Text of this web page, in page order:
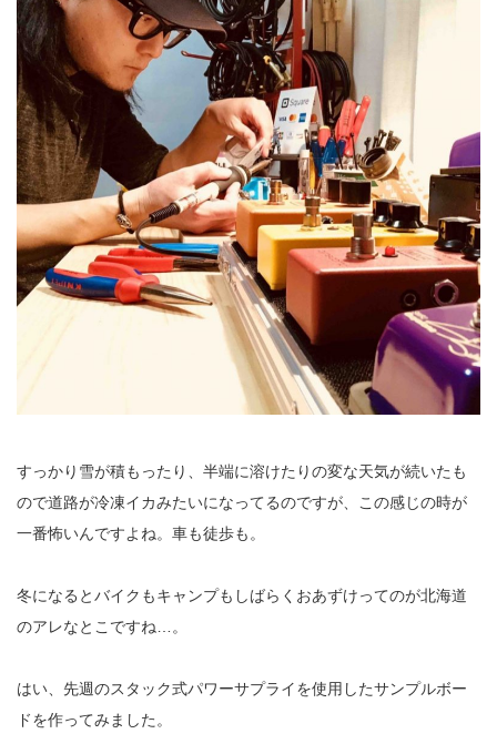
すっかり雪が積もったり、半端に溶けたりの変な天気が続いたも
ので道路が冷凍イカみたいになってるのですが、この感じの時が
一番怖いんですよね。車も徒歩も。
冬になるとバイクもキャンプもしばらくおあずけってのが北海道
のアレなとこですね…。
はい、先週のスタック式パワーサプライを使用したサンプルボー
ドを作ってみました。